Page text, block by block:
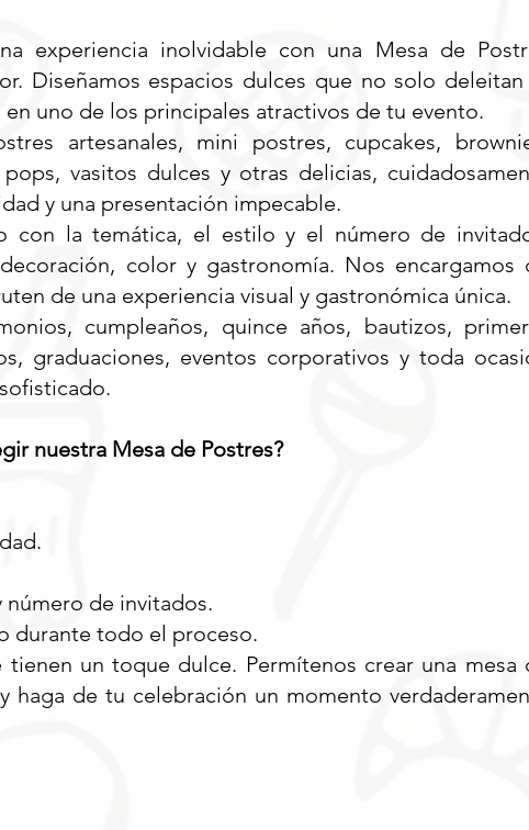
experiencia inolvidable con una Mesa de
Diseñamos espacios dulces que no solo deleitan
uno de los principales atractivos de tu evento.
artesanales, mini postres, cupcakes,
vasitos dulces y otras delicias,
y una presentación impecable.
con la temática, el estilo y el número de
color y gastronomía. Nos encargamos
de una experiencia visual y gastronómica única.
cumpleaños, quince años, bautizos,
graduaciones, eventos corporativos y toda
nuestra Mesa de Postres?
de invitados.
durante todo el proceso.
un toque dulce. Permítenos crear una mesa
haga de tu celebración un momento